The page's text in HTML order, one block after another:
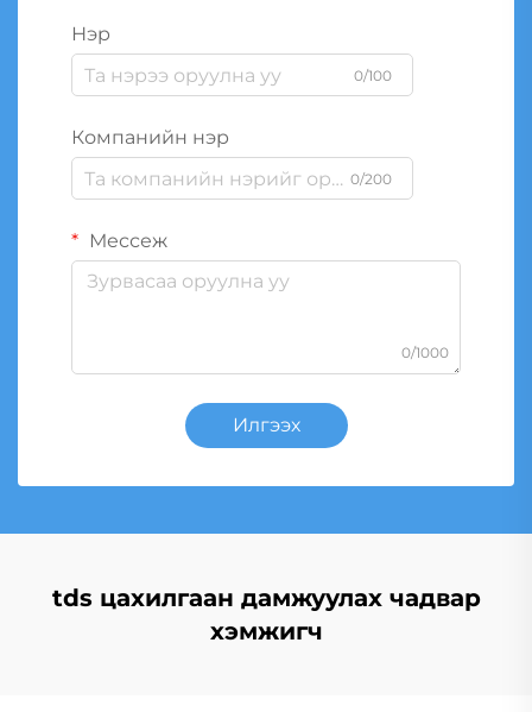
Нэр
0/100
Компанийн нэр
0/200
Мессеж
0/1000
Илгээх
tds цахилгаан дамжуулах чадвар
хэмжигч